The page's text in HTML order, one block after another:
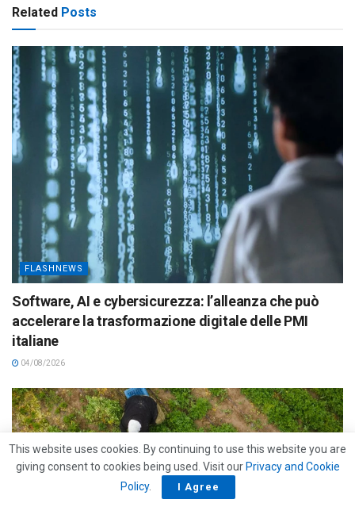
Related Posts
FLASHNEWS
Software, AI e cybersicurezza: l’alleanza che può
accelerare la trasformazione digitale delle PMI
italiane
04/08/2026
This website uses cookies. By continuing to use this website you are
giving consent to cookies being used. Visit our Privacy and Cookie
Policy. I Agree